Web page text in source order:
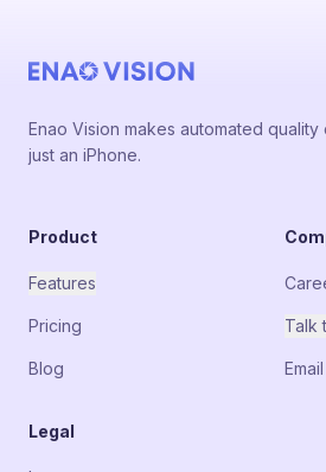
Enao Vision makes automated
just an iPhone.
Product
Features
Pricing
Blog
Talk
Legal